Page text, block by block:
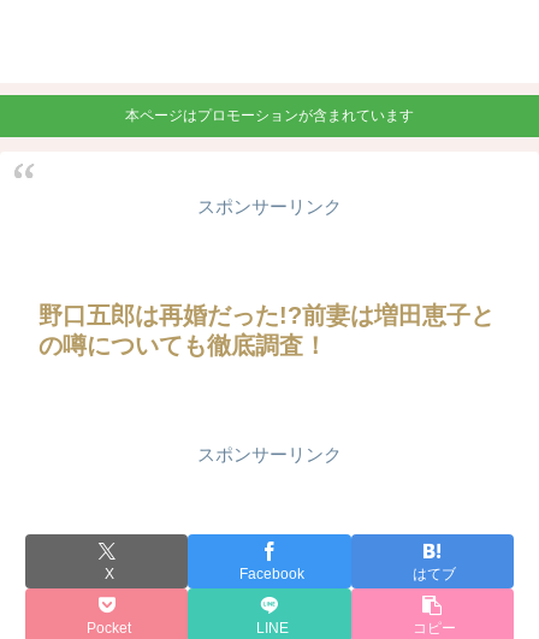
本ページはプロモーションが含まれています
スポンサーリンク
野口五郎は再婚だった!?前妻は増田恵子と
の噂についても徹底調査！
スポンサーリンク
X Facebook はてブ
Pocket LINE コピー